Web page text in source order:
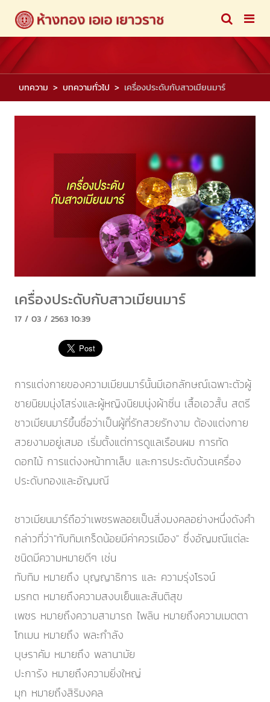
บทความ บทความทั่วไป เครื่องประดับกับสาวเมียนมาร์
เครื่องประดับกับสาวเมียนมาร์
17 / 03 / 2563 10:39
การแต่งกายของความเมียนมาร์นั้นมีเอกลักษณ์เฉพาะตัวผู้
ชายนิยมนุ่งโสร่งและผู้หญิงนิยมนุ่งผ้าซิ่น เสื้อเอวสั้น สตรี
ชาวเมียนมาร์ขึ้นชื่อว่าเป็นผู้ที่รักสวยรักงาม ต้องแต่งกาย
สวยงามอยู่เสมอ เริ่มตั้งแต่การดูแลเรือนผม การทัด
ดอกไม้ การแต่งงหน้าทาเล็บ และการประดับด้วนเครื่อง
ประดับทองและอัญมณี
ชาวเมียนมาร์ถือว่าเพชรพลอยเป็นสิ่งมงคลอย่างหนึ่งดังคำ
กล่าวที่ว่า"ทับทิมเกร็ดน้อยมีค่าควรเมือง" ซึ่งอัญมณีแต่ละ
ชนิดมีความหมายดีๆ เช่น
ทับทิม หมายถึง บุญญาธิการ และ ความรุ่งโรจน์
มรกต หมายถึงความสงบเย็นและสันติสุข
เพชร หมายถึงความสามารถ ไพลิน หมายถึงความเมตตา
โกเมน หมายถึง พละกําลัง
บุษราคัม หมายถึง พลานามัย
ปะการัง หมายถึงความยิ่งใหญ่
มุก หมายถึงสิริมงคล